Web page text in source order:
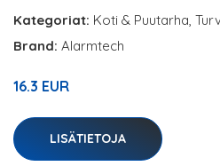
Kategoriat: Koti & Puutarha,
Brand: Alarmtech
16.3 EUR
LISÄTIETOJA